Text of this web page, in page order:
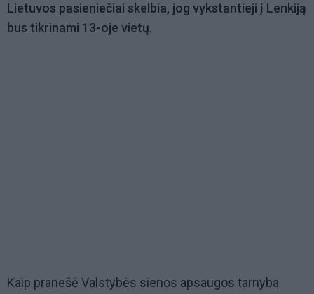
Lietuvos pasieniečiai skelbia, jog vykstantieji į Lenkiją
bus tikrinami 13-oje vietų.
Kaip pranešė Valstybės sienos apsaugos tarnyba